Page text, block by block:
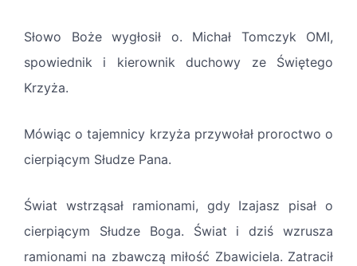
Słowo Boże wygłosił o. Michał Tomczyk OMI,
spowiednik i kierownik duchowy ze Świętego
Krzyża.
Mówiąc o tajemnicy krzyża przywołał proroctwo o
cierpiącym Słudze Pana.
Świat wstrząsał ramionami, gdy Izajasz pisał o
cierpiącym Słudze Boga. Świat i dziś wzrusza
ramionami na zbawczą miłość Zbawiciela. Zatracił